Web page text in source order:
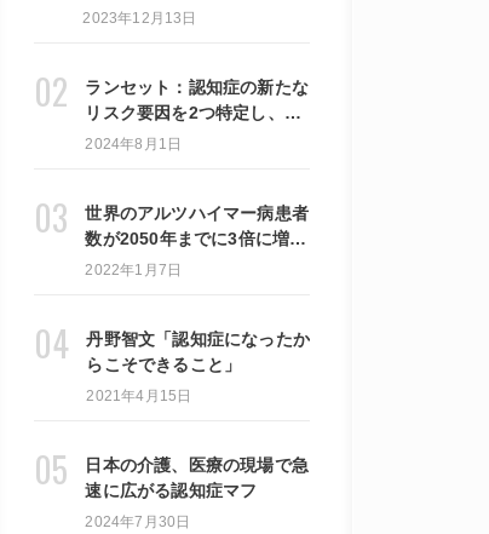
2023年12月13日
ランセット：認知症の新たな
リスク要因を2つ特定し、
45%の症例は遅らせたり、軽
2024年8月1日
世界のアルツハイマー病患者
数が2050年までに3倍に増加
するとの新研究結果を発表
2022年1月7日
丹野智文「認知症になったか
らこそできること」
2021年4月15日
日本の介護、医療の現場で急
速に広がる認知症マフ
2024年7月30日